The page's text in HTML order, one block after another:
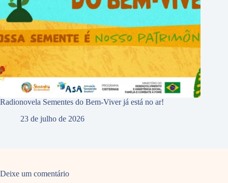
Radionovela Sementes do Bem-Viver já está no ar!
23 de julho de 2026
Deixe um comentário